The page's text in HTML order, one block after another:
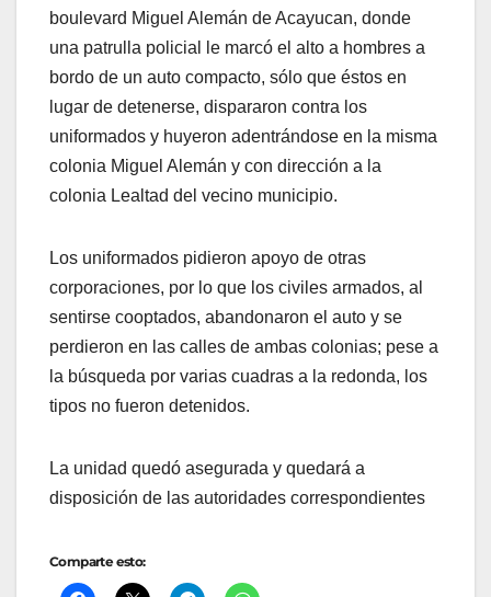
boulevard Miguel Alemán de Acayucan, donde
una patrulla policial le marcó el alto a hombres a
bordo de un auto compacto, sólo que éstos en
lugar de detenerse, dispararon contra los
uniformados y huyeron adentrándose en la misma
colonia Miguel Alemán y con dirección a la
colonia Lealtad del vecino municipio.
Los uniformados pidieron apoyo de otras
corporaciones, por lo que los civiles armados, al
sentirse cooptados, abandonaron el auto y se
perdieron en las calles de ambas colonias; pese a
la búsqueda por varias cuadras a la redonda, los
tipos no fueron detenidos.
La unidad quedó asegurada y quedará a
disposición de las autoridades correspondientes
Comparte esto: